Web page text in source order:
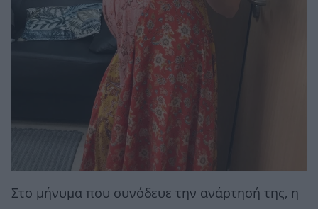
Στο μήνυμα που συνόδευε την ανάρτησή της, η